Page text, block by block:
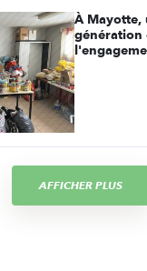
À Mayotte,
génération
AFFICHER PLUS